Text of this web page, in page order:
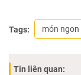
Tags: món
Tin liên quan: